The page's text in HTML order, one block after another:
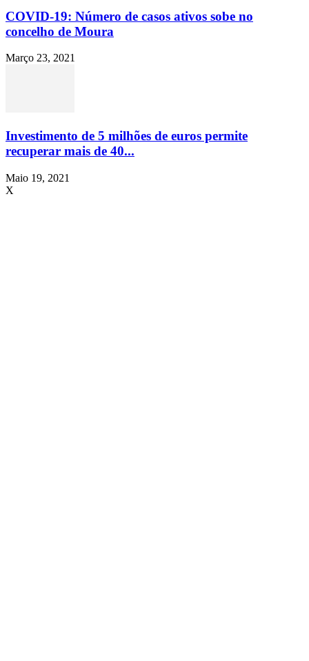
COVID-19: Número de casos ativos sobe no
concelho de Moura
Março 23, 2021
Investimento de 5 milhões de euros permite
recuperar mais de 40...
Maio 19, 2021
X